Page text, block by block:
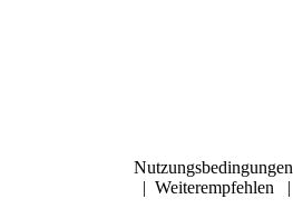
Nutzungsbedingungen
| Weiterempfehlen |